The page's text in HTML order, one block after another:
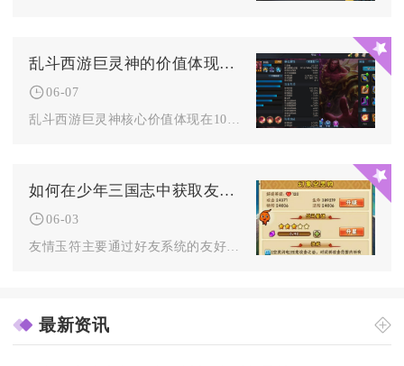
乱斗西游巨灵神的价值体现在哪些方面
06-07
如何在少年三国志中获取友情玉符
06-03
最新资讯